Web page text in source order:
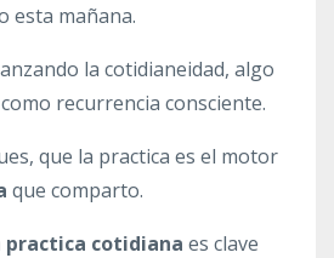
esta mañana.
la cotidianeidad, algo
recurrencia consciente.
que la practica es el motor
que comparto.
practica cotidiana es clave